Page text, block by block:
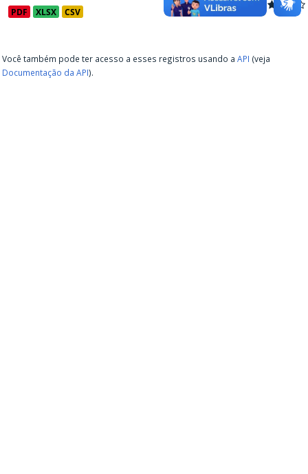
PDF XLSX CSV
Você também pode ter acesso a esses registros usando a API (veja
Documentação da API).